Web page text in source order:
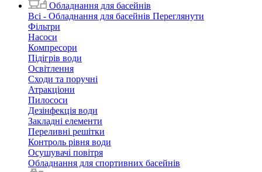
Обладнання для басейнів
Всі - Обладнання для басейнів Переглянути
Фільтри
Насоси
Компресори
Підігрів води
Освітлення
Сходи та поручні
Атракціони
Пилососи
Дезінфекція води
Закладні елементи
Переливні решітки
Контроль рівня води
Осушувачі повітря
Обладнання для спортивних басейнів